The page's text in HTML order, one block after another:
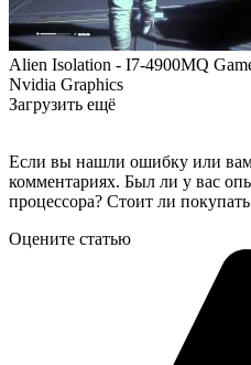
Alien Isolation - I7-4900MQ
Nvidia Graphics
Загрузить ещё
Если вы нашли ошибку или вам
комментариях. Был ли у вас
процессора? Стоит ли
Оцените статью